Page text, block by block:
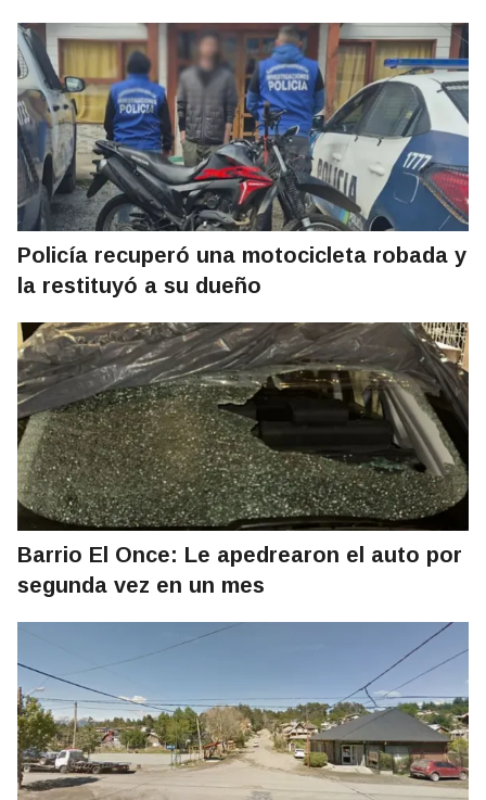
Policía recuperó una motocicleta robada y
la restituyó a su dueño
Barrio El Once: Le apedrearon el auto por
segunda vez en un mes